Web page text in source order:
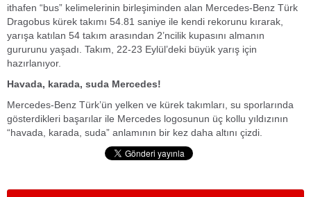
ithafen “bus” kelimelerinin birleşiminden alan Mercedes-Benz Türk
Dragobus kürek takımı 54.81 saniye ile kendi rekorunu kırarak,
yarışa katılan 54 takım arasından 2’ncilik kupasını almanın
gururunu yaşadı. Takım, 22-23 Eylül’deki büyük yarış için
hazırlanıyor.
Havada, karada, suda Mercedes!
Mercedes-Benz Türk’ün yelken ve kürek takımları, su sporlarında
gösterdikleri başarılar ile Mercedes logosunun üç kollu yıldızının
“havada, karada, suda” anlamının bir kez daha altını çizdi.